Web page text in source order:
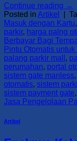
Continue reading →
Posted in Artikel
Masuk dengan Kartu,
parkir, harga palng
Berbayar Bagi
Pintu Otomatis
palang parkir mall ,
perumahan, portal
sistem gate manless,
otomatis, sistem
sistem payment gate,
Jasa Pengelolaan
Artikel